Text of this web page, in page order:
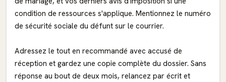
condition de ressources s'applique. Mentionnez le numéro
de sécurité sociale du défunt sur le courrier.
Adressez le tout en recommandé avec accusé de
réception et gardez une copie complète du dossier. Sans
réponse au bout de deux mois, relancez par écrit et